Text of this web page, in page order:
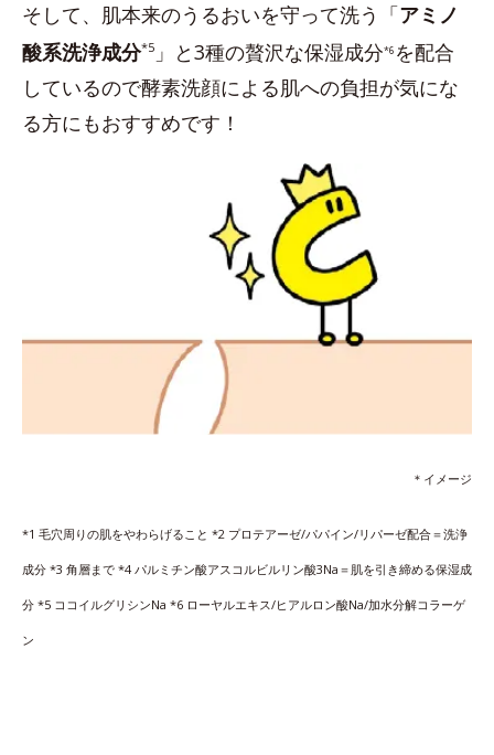
そして、肌本来のうるおいを守って洗う「アミノ
酸系洗浄成分*5 」と3種の贅沢な保湿成分*6 を配合
しているので酵素洗顔による肌への負担が気にな
る方にもおすすめです！
＊イメージ
*1 毛穴周りの肌をやわらげること *2 プロテアーゼ/パパイン/リパーゼ配合＝洗浄
成分 *3 角層まで *4 パルミチン酸アスコルビルリン酸3Na＝肌を引き締める保湿成
分 *5 ココイルグリシンNa *6 ローヤルエキス/ヒアルロン酸Na/加水分解コラーゲ
ン